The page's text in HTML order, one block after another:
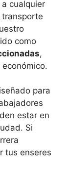
cualquier
como
,
para
estar en
Si
tus enseres